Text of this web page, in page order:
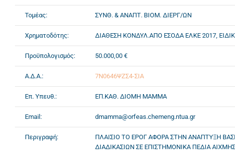
Τομέας: ΣΥΝΘ. & ΑΝΑΠΤ. ΒΙΟΜ. ΔΙΕΡΓ/ΩΝ
Χρηματοδότης: ΔΙΑΘΕΣΗ ΚΟΝΔΥΛ.ΑΠΟ ΕΣΟΔΑ ΕΛΚΕ 2017,
Προϋπολογισμός: 50.000,00 €
Α.Δ.Α.: 7Ν0646ΨΖΣ4-ΣΙΑ
Επ. Υπευθ.: ΕΠ.ΚΑΘ. ΔΙΟΜΗ ΜΑΜΜΑ
Email: dmamma@orfeas.chemeng.ntua.gr
Περιγραφή:
ΠΛΑΙΣΙΟ ΤΟ ΕΡΟΓ ΑΦΟΡΑ ΣΤΗΝ ΑΝΑΠΤΥΞΗ
ΔΙΑΔΙΚΑΣΙΩΝ ΣΕ ΕΠΙΣΤΗΜΟΝΙΚΑ ΠΕΔΙΑ